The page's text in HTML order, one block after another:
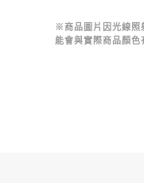
※商品圖片因光線照
能會與實際商品顏色